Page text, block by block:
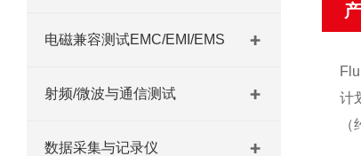
电磁兼容测试EMC/EMI/EMS
射频/微波与通信测试
数据采集与记录仪
计